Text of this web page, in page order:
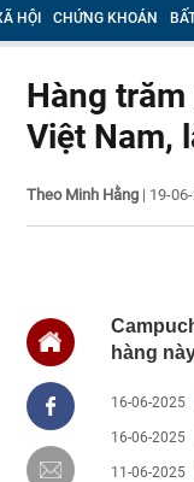
HỘI CHỨNG KHOÁN
Hàng
Việt Nam,
Theo Minh Hằng | 19-
hàng
16-06-2025
16-06-2025
11-06-2025